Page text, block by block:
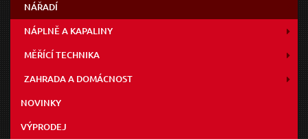
NÁŘADÍ
NÁPLNĚ A KAPALINY
MĚŘÍCÍ TECHNIKA
ZAHRADA A DOMÁCNOST
NOVINKY
VÝPRODEJ